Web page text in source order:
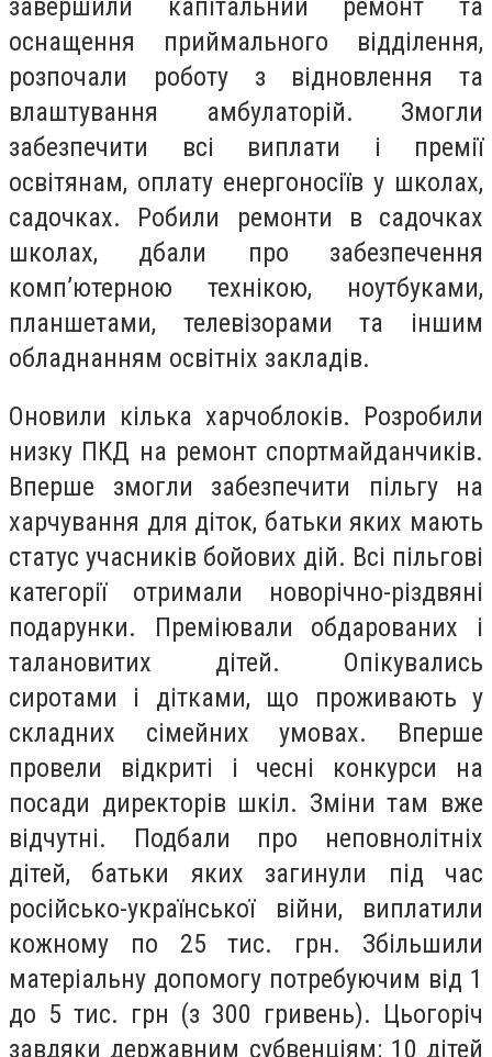
завершили капітальний ремонт та
оснащення приймального відділення,
розпочали роботу з відновлення та
влаштування амбулаторій. Змогли
забезпечити всі виплати і премії
освітянам, оплату енергоносіїв у школах,
садочках. Робили ремонти в садочках
школах, дбали про забезпечення
комп’ютерною технікою, ноутбуками,
планшетами, телевізорами та іншим
обладнанням освітніх закладів.
Оновили кілька харчоблоків. Розробили
низку ПКД на ремонт спортмайданчиків.
Вперше змогли забезпечити пільгу на
харчування для діток, батьки яких мають
статус учасників бойових дій. Всі пільгові
категорії отримали новорічно-різдвяні
подарунки. Преміювали обдарованих і
талановитих дітей. Опікувались
сиротами і дітками, що проживають у
складних сімейних умовах. Вперше
провели відкриті і чесні конкурси на
посади директорів шкіл. Зміни там вже
відчутні. Подбали про неповнолітніх
дітей, батьки яких загинули під час
російсько-української війни, виплатили
кожному по 25 тис. грн. Збільшили
матеріальну допомогу потребуючим від 1
до 5 тис. грн (з 300 гривень). Цьогоріч
завдяки державним субвенціям: 10 дітей